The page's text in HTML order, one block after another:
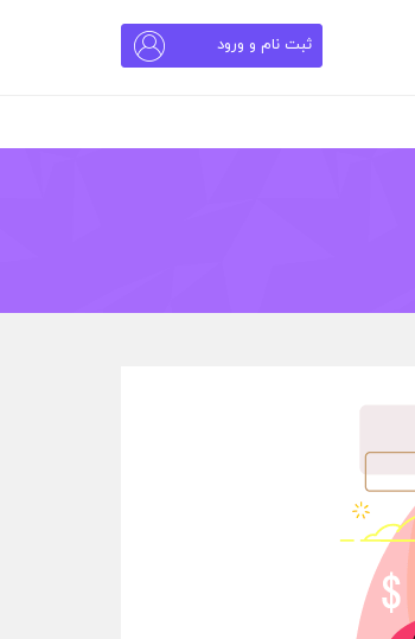
ثبت نام و ورود